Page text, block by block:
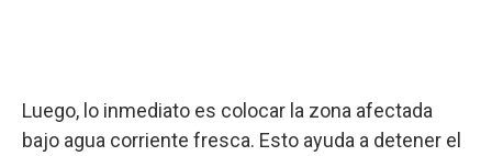
Luego, lo inmediato es colocar la zona afectada
bajo agua corriente fresca. Esto ayuda a detener el